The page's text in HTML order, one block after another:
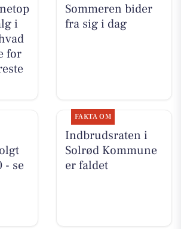
i
for
Sommeren bider
fra sig i dag
- se
FAKTA OM
Indbrudsraten i
Solrød Kommune
er faldet